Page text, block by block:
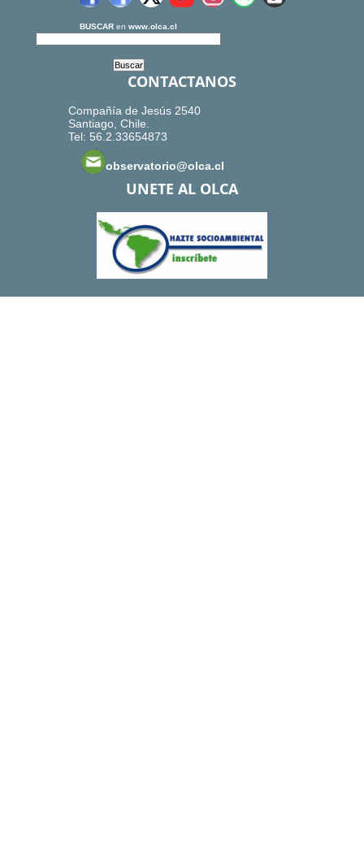
BUSCAR en www.olca.cl
CONTACTANOS
Compañía de Jesús 2540
Santiago, Chile.
Tel: 56.2.33654873
observatorio@olca.cl
UNETE AL OLCA